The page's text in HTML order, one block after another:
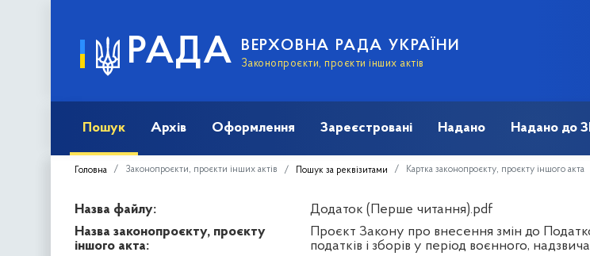
РАДА ВЕРХОВНА РАДА УКРАЇНИ
Законопроєкти, проєкти інших актів
Пошук Архів Оформлення Зареєстровані Надано Надано до
Головна Законопроєкти, проєкти інших актів Пошук за реквізитами Картка законопроєкту, проєкту іншого акта
Назва файлу:
Додаток (Перше читання).pdf
Назва законопроєкту, проєкту
іншого акта:
Проєкт Закону про внесення змін до
податків і зборів у період воєнного,